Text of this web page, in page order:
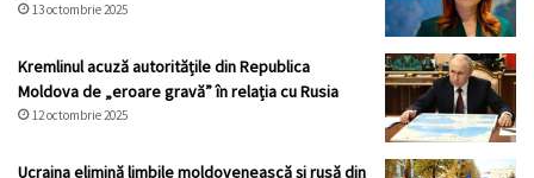
13 octombrie 2025
Kremlinul acuză autoritățile din Republica
Moldova de „eroare gravă” în relația cu Rusia
12 octombrie 2025
Ucraina elimină limbile moldovenească și rusă din